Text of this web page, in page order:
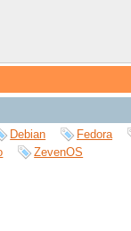
Debian Fedora
ZevenOS